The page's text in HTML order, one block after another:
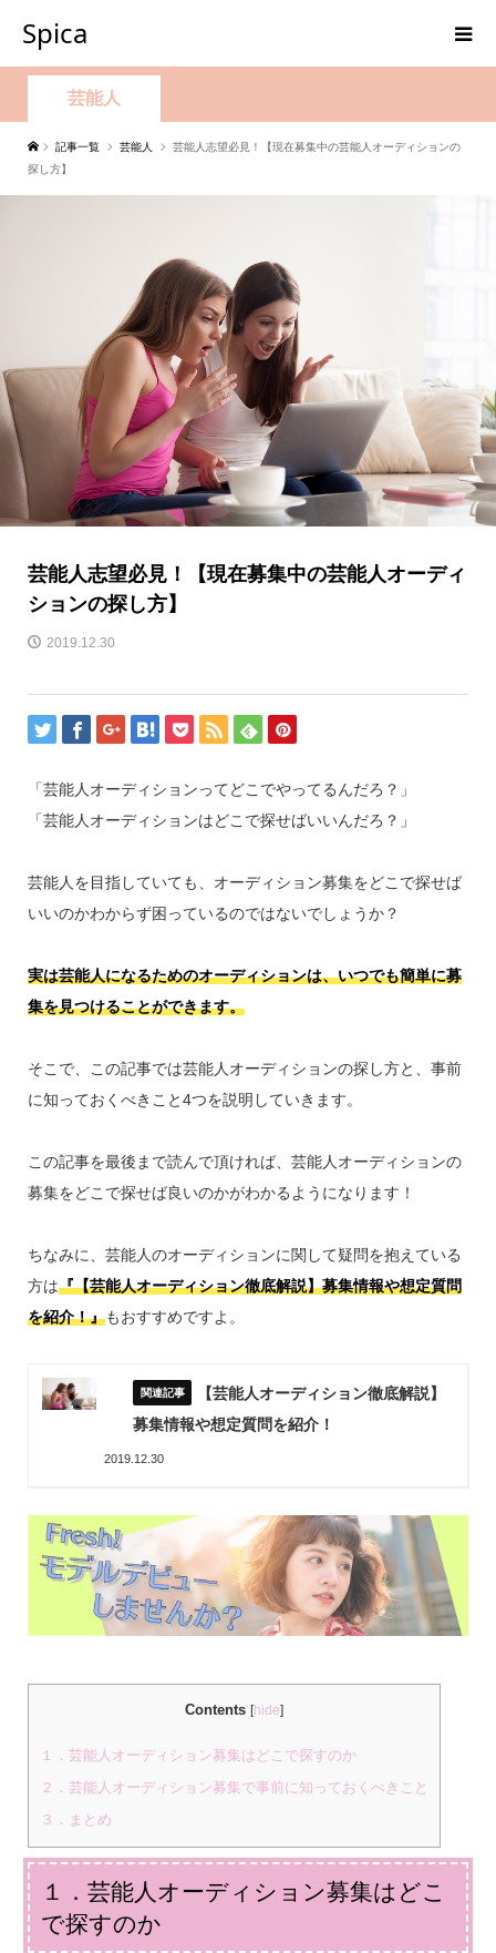
Spica
芸能人
記事一覧 芸能人
芸能人志望必見！【現在募集中の芸能人オーディションの
探し方】
芸能人志望必見！【現在募集中の芸能人オーディ
ションの探し方】
2019.12.30
「芸能人オーディションってどこでやってるんだろ？」
「芸能人オーディションはどこで探せばいいんだろ？」
芸能人を目指していても、オーディション募集をどこで探せば
いいのかわからず困っているのではないでしょうか？
実は芸能人になるためのオーディションは、いつでも簡単に募
集を見つけることができます。
そこで、この記事では芸能人オーディションの探し方と、事前
に知っておくべきこと4つを説明していきます。
この記事を最後まで読んで頂ければ、芸能人オーディションの
募集をどこで探せば良いのかがわかるようになります！
ちなみに、芸能人のオーディションに関して疑問を抱えている
方は『【芸能人オーディション徹底解説】募集情報や想定質問
を紹介！』もおすすめですよ。
【芸能人オーディション徹底解説】
募集情報や想定質問を紹介！
2019.12.30
Contents [hide]
１．芸能人オーディション募集はどこで探すのか
２．芸能人オーディション募集で事前に知っておくべきこと
３．まとめ
１．芸能人オーディション募集はどこ
で探すのか